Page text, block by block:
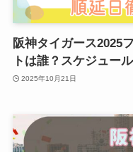
阪神タイガース2025
トは誰？スケジュー
2025年10月21日